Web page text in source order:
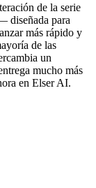
de la serie
diseñada para
más rápido y
de las
un
mucho más
en Elser AI.